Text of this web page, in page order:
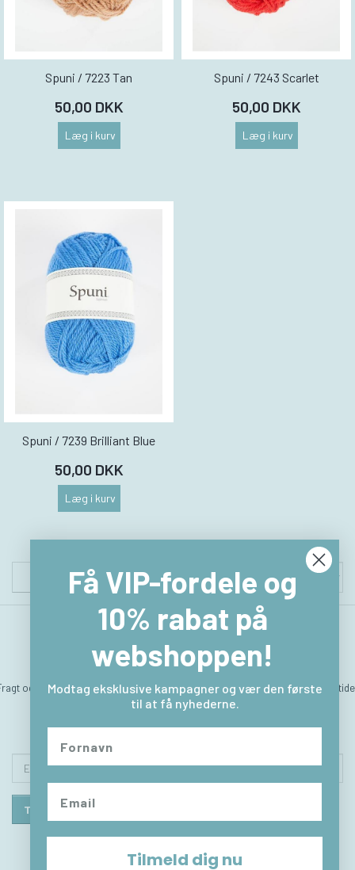
Spuni / 7223 Tan
50,00 DKK
Læg i kurv
Spuni / 7243 Scarlet
50,00 DKK
Læg i kurv
Spuni / 7239 Brilliant Blue
50,00 DKK
Læg i kurv
Filtre
og leveringHvem er viBetingelser & VilkårSitemap Kontakt &
ReturlabelFortryd købet
adresse
Tilmeld Afmeld
Få VIP-fordele og
10% rabat på
webshoppen!
Modtag eksklusive kampagner og vær den første
til at få nyhederne.
Tilmeld dig nu